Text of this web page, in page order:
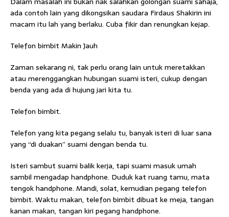
ada contoh lain yang dikongsikan saudara Firdaus Shakirin ini
macam itu lah yang berlaku. Cuba fikir dan renungkan kejap.
Telefon bimbit Makin Jauh
Zaman sekarang ni, tak perlu orang lain untuk meretakkan
atau merenggangkan hubungan suami isteri, cukup dengan
benda yang ada di hujung jari kita tu.
Telefon bimbit.
Telefon yang kita pegang selalu tu, banyak isteri di luar sana
yang “di duakan” suami dengan benda tu.
Isteri sambut suami balik kerja, tapi suami masuk umah
sambil mengadap handphone. Duduk kat ruang tamu, mata
tengok handphone. Mandi, solat, kemudian pegang telefon
bimbit. Waktu makan, telefon bimbit dibuat ke meja, tangan
kanan makan, tangan kiri pegang handphone.